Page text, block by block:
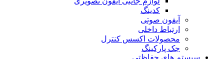
کدینگ
آیفون صوتی
ارتباط داخلی
محصولات اکسس کنترل
جک پارکینگ
سیستم های حفاظتی